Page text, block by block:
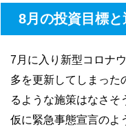
8月の投資目標
7月に入り新型コロナ
多を更新してしまった
るような施策はなさそ
仮に緊急事態宣言のよ